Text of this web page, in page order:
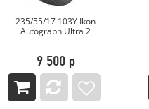
235/55/17 103Y Ikon
Autograph Ultra 2
9 500 р